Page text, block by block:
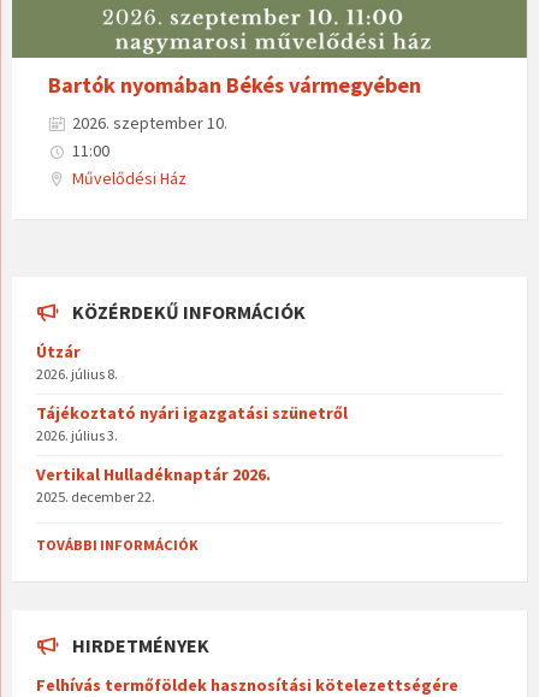
Bartók nyomában Békés vármegyében
2026. szeptember 10.
11:00
Művelődési Ház
KÖZÉRDEKŰ INFORMÁCIÓK
Útzár
2026. július 8.
Tájékoztató nyári igazgatási szünetről
2026. július 3.
Vertikal Hulladéknaptár 2026.
2025. december 22.
TOVÁBBI INFORMÁCIÓK
HIRDETMÉNYEK
Felhívás termőföldek hasznosítási kötelezettségére